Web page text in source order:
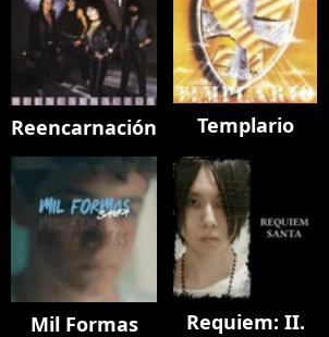
Reencarnación Templario
Mil Formas Requiem: II.